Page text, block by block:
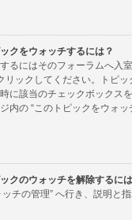
クをウォッチするには？
るにはそのフォーラムへ入
リックしてください。トピ
に該当のチェックボックス
内の “このトピックをウォッ
クのウォッチを解除するに
チの管理” へ行き、説明と